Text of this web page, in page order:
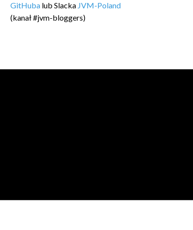
GitHuba lub Slacka JVM-Poland
(kanał #jvm-bloggers)